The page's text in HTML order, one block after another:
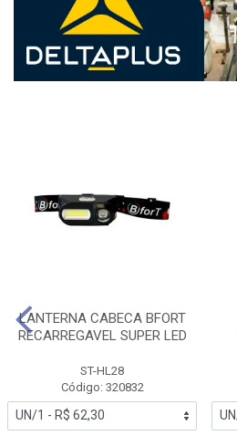
LANTERNA CABECA BFORT
RECARREGAVEL SUPER LED
ST-HL28
Código: 320832